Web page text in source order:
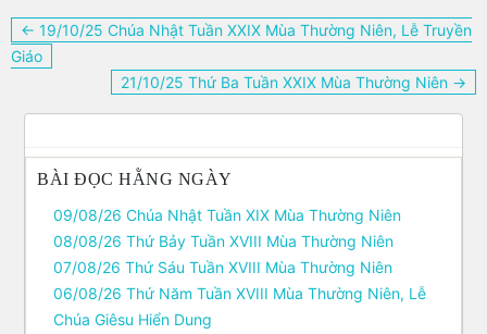
Điều
hướng
bài
← 19/10/25 Chúa Nhật Tuần XXIX Mùa Thường Niên, Lễ Truyền
Giáo
21/10/25 Thứ Ba Tuần XXIX Mùa Thường Niên →
BÀI ĐỌC HẰNG NGÀY
09/08/26 Chúa Nhật Tuần XIX Mùa Thường Niên
08/08/26 Thứ Bảy Tuần XVIII Mùa Thường Niên
07/08/26 Thứ Sáu Tuần XVIII Mùa Thường Niên
06/08/26 Thứ Năm Tuần XVIII Mùa Thường Niên, Lễ
Chúa Giêsu Hiển Dung